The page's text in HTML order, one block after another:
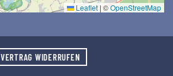
Leaflet | ©OpenStreetMap
VERTRAG WIDERRUFEN